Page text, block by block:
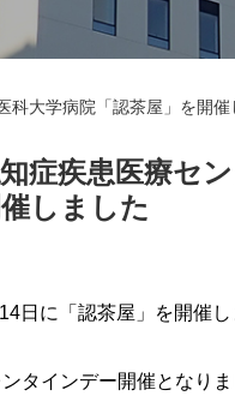
科大学病院「認茶屋」を開催
知症疾患医療セ
しました
日に「認茶屋」を開催し
タインデー開催となり